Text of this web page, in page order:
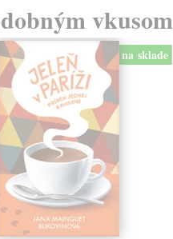
na sklade